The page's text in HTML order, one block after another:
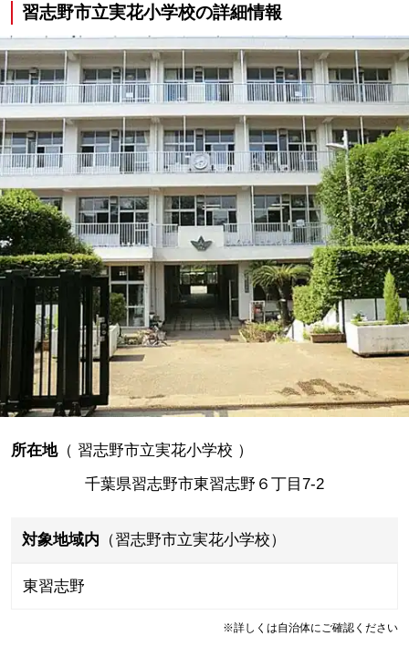
習志野市立実花小学校の詳細情報
所在地（ 習志野市立実花小学校 ）
千葉県習志野市東習志野６丁目7-2
対象地域内 （習志野市立実花小学校）
東習志野
※詳しくは自治体にご確認ください